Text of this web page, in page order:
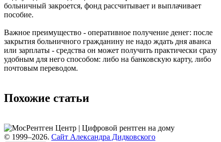
больничный закроется, фонд рассчитывает и выплачивает
пособие.
Важное преимущество - оперативное получение денег: после
закрытия больничного гражданину не надо ждать дня аванса
или зарплаты - средства он может получить практически сразу
удобным для него способом: либо на банковскую карту, либо
почтовым переводом.
Похожие статьи
© 1999–2026. Сайт Александра Дидковского